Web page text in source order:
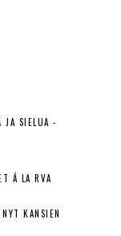
JA SIELUA -
Á LA RVA
KANSIEN